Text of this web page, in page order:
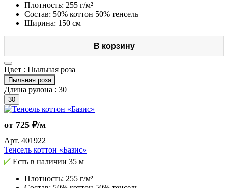
Плотность: 255 г/м²
Состав: 50% коттон 50% тенсель
Ширина: 150 см
В корзину
Цвет : Пыльная роза
Пыльная роза
Длина рулона : 30
30
от 725 ₽/м
Арт. 401922
Тенсель коттон «Базис»
Есть в наличии 35 м
Плотность: 255 г/м²